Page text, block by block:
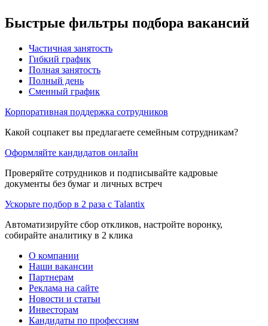
Быстрые фильтры подбора вакансий
Частичная занятость
Гибкий график
Полная занятость
Полный день
Сменный график
Корпоративная поддержка сотрудников
Какой соцпакет вы предлагаете семейным сотрудникам?
Оформляйте кандидатов онлайн
Проверяйте сотрудников и подписывайте кадровые
документы без бумаг и личных встреч
Ускорьте подбор в 2 раза с Talantix
Автоматизируйте сбор откликов, настройте воронку,
собирайте аналитику в 2 клика
О компании
Наши вакансии
Партнерам
Реклама на сайте
Новости и статьи
Инвесторам
Кандидаты по профессиям